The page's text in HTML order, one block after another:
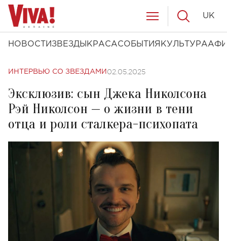
НОВОСТИ ЗВЕЗДЫ КРАСАСОБЫТИЯ КУЛЬТУРА
UK
ИНТЕРВЬЮ СО ЗВЕЗДАМИ 02.05.2025
Эксклюзив: сын Джека Николсона
Рэй Николсон — о жизни в тени
отца и роли сталкера-психопата